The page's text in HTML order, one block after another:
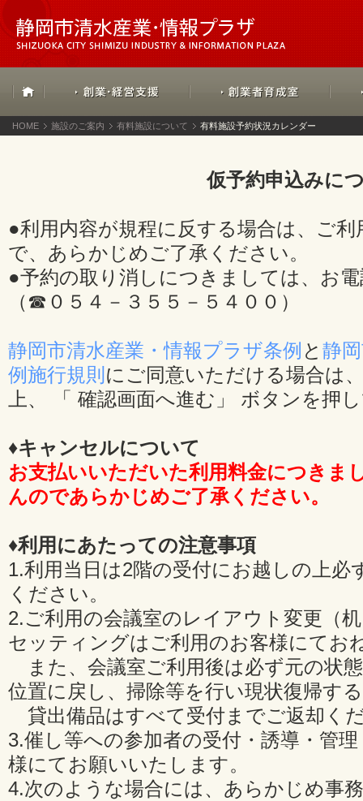
HOME 施設のご案内 有料施設について 有料施設予約状況カレンダー
仮予約申込みに
●利用内容が規程に反する場合は、ご
で、あらかじめご了承ください。
●予約の取り消しにつきましては、お
（☎０５４－３５５－５４００）
静岡市清水産業・情報プラザ条例 と 静
例施行規則 にご同意いただける場合は
上、 「 確認画面へ進む」 ボタンを押
♦キャンセルについて
お支払いいただいた利用料金につきま
んのであらかじめご了承ください。
♦利用にあたっての注意事項
1.利用当日は2階の受付にお越しの上必
ください。
2.ご利用の会議室のレイアウト変更（
セッティングはご利用のお客様にてお
また、会議室ご利用後は必ず元の状
位置に戻し、掃除等を行い現状復帰す
貸出備品はすべて受付までご返却く
3.催し等への参加者の受付・誘導・管
様にてお願いいたします。
4.次のような場合には、あらかじめ事